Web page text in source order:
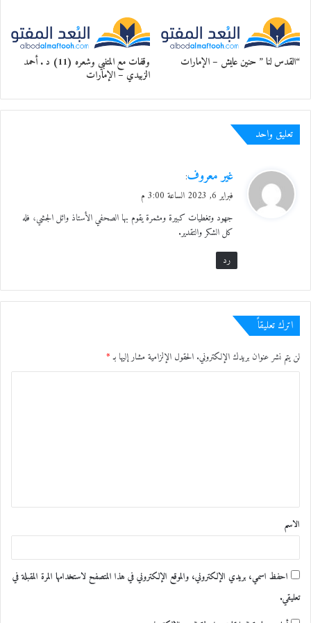
نجما الفعالية
الشاعر عماد جبار و د. صالح
هويدي
“القدس لنا ” حنين عايش – الإمارات وقفات مع المتنبي وشعره (11) د . أحمد
الزبيدي – الإمارات
تعليق واحد
ي
ق
ل
غير معروف:
فبراير 6, 2023 الساعة 3:00 م
جهود وتغطيات كبيرة ومثمرة يقوم بها الصحفي الأستاذ وائل الجشي، فله
كل الشكر والتقدير.
رد
اترك تعليقاً
لن يتم نشر عنوان بريدك الإلكتروني. الحقول الإلزامية مشار إليها بـ*
ق
*
الاسم
احفظ اسمي، بريدي الإلكتروني، والموقع الإلكتروني في هذا المتصفح لاستخدامها المرة المقبلة في
تعليقي.